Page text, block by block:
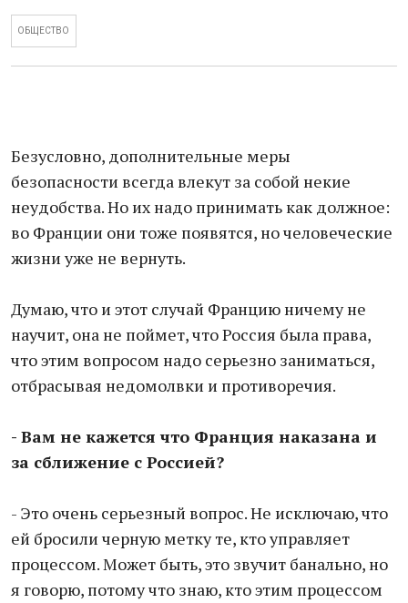
ОБЩЕСТВО
Безусловно, дополнительные меры
безопасности всегда влекут за собой некие
неудобства. Но их надо принимать как должное:
во Франции они тоже появятся, но человеческие
жизни уже не вернуть.
Думаю, что и этот случай Францию ничему не
научит, она не поймет, что Россия была права,
что этим вопросом надо серьезно заниматься,
отбрасывая недомолвки и противоречия.
- Вам не кажется что Франция наказана и
за сближение с Россией?
- Это очень серьезный вопрос. Не исключаю, что
ей бросили черную метку те, кто управляет
процессом. Может быть, это звучит банально, но
я говорю, потому что знаю, кто этим процессом